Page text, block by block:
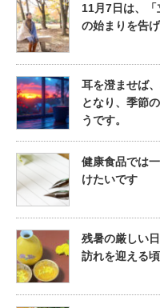
11月7日は、
の始まりを告げ
耳を澄ませば
となり、季節
うです。
健康食品では
けたいです
残暑の厳しい
訪れを迎える